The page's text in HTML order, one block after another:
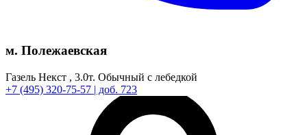
м. Полежаевская
Газель Некст , 3.0т. Обычный с лебедкой
+7 (495) 320-75-57 | доб. 723